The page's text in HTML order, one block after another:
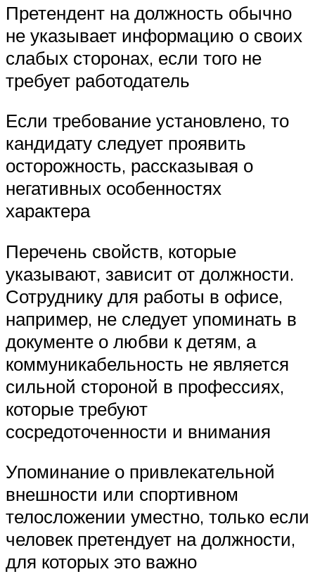
Претендент на должность обычно
не указывает информацию о своих
слабых сторонах, если того не
требует работодатель
Если требование установлено, то
кандидату следует проявить
осторожность, рассказывая о
негативных особенностях
характера
Перечень свойств, которые
указывают, зависит от должности.
Сотруднику для работы в офисе,
например, не следует упоминать в
документе о любви к детям, а
коммуникабельность не является
сильной стороной в профессиях,
которые требуют
сосредоточенности и внимания
Упоминание о привлекательной
внешности или спортивном
телосложении уместно, только если
человек претендует на должности,
для которых это важно